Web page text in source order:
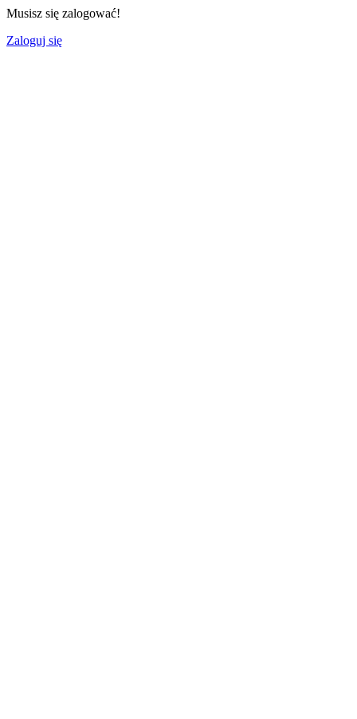
Musisz się zalogować!
Zaloguj się